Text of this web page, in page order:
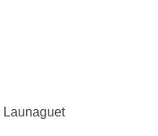
Launaguet